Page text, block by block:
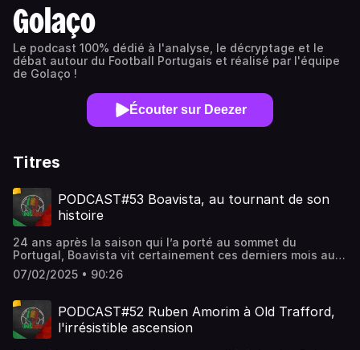
Golaço
Le podcast 100% dédié à l'analyse, le décryptage et le
débat autour du Football Portugais et réalisé par l'équipe
de Golaço !
Écouter sur Deezer
Titres
PODCAST#53 Boavista, au tournant de son
histoire
24 ans après la saison qui l’a porté au sommet du
Portugal, Boavista vit certainement ces derniers mois au
plus haut niveau. Plus que la relégation, c’est le spectre
de la faillite qui plane à l'Estadio do Bessa. On a reçu
histoire, la situation actuelle et les perspectives d’avenir
pour les Panthères.🗣️ Animé par Antoine Thirion
(@atironho07) et accompagné de Filipe Da Costa
07/02/2025 • 90:26
PODCAST#52 Ruben Amorim à Old Trafford,
l'irrésistible ascension